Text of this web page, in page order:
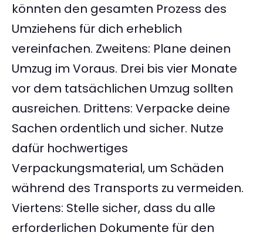
könnten den gesamten Prozess des
Umziehens für dich erheblich
vereinfachen. Zweitens: Plane deinen
Umzug im Voraus. Drei bis vier Monate
vor dem tatsächlichen Umzug sollten
ausreichen. Drittens: Verpacke deine
Sachen ordentlich und sicher. Nutze
dafür hochwertiges
Verpackungsmaterial, um Schäden
während des Transports zu vermeiden.
Viertens: Stelle sicher, dass du alle
erforderlichen Dokumente für den